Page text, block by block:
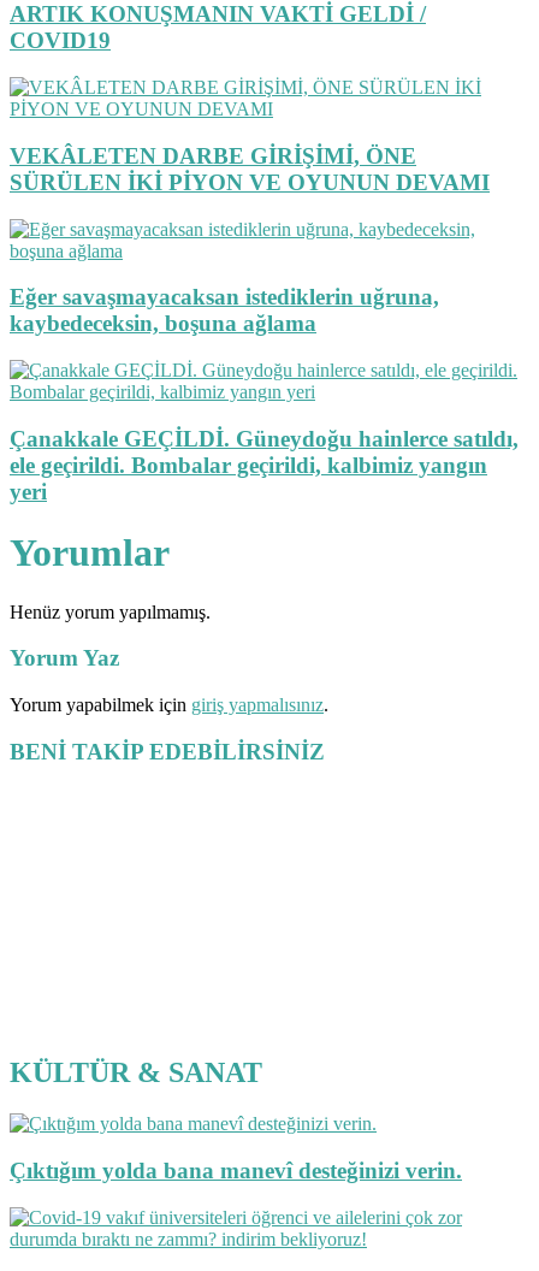
ARTIK KONUŞMANIN VAKTİ GELDİ /
COVID19
VEKÂLETEN DARBE GİRİŞİMİ, ÖNE
SÜRÜLEN İKİ PİYON VE OYUNUN DEVAMI
Eğer savaşmayacaksan istediklerin uğruna,
kaybedeceksin, boşuna ağlama
Çanakkale GEÇİLDİ. Güneydoğu hainlerce satıldı,
ele geçirildi. Bombalar geçirildi, kalbimiz yangın
yeri
Yorumlar
Henüz yorum yapılmamış.
Yorum Yaz
Yorum yapabilmek için giriş yapmalısınız.
BENİ TAKİP EDEBİLİRSİNİZ
KÜLTÜR & SANAT
Çıktığım yolda bana manevî desteğinizi verin.